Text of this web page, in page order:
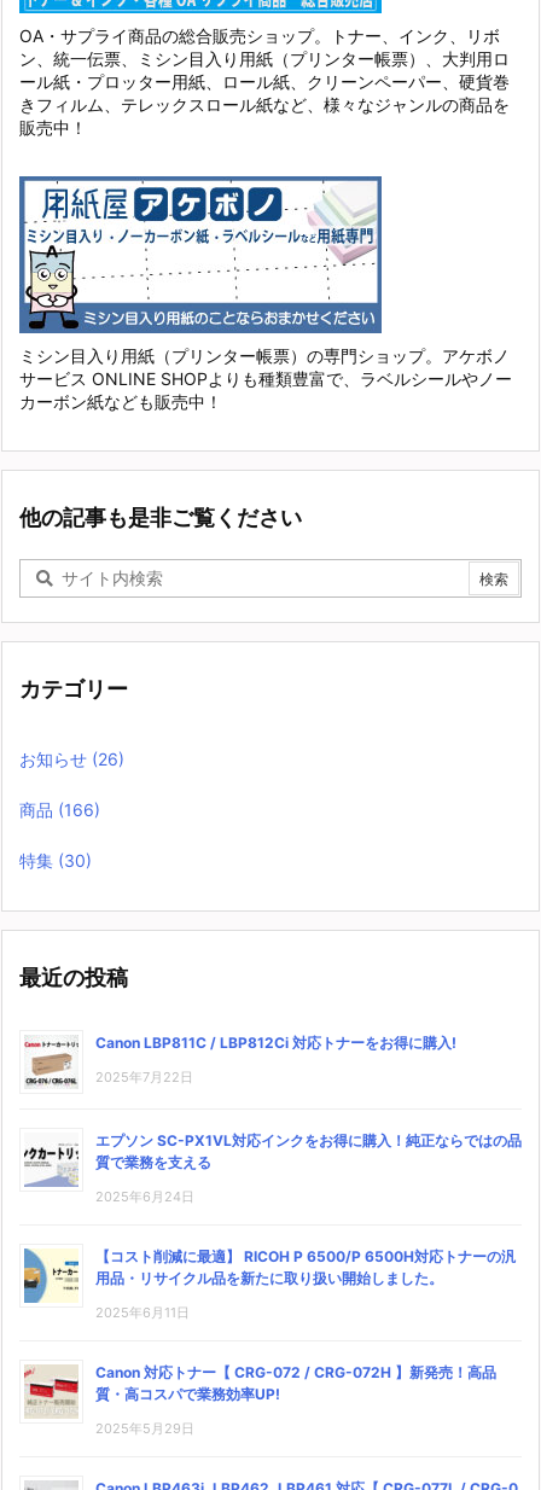
OA・サプライ商品の総合販売ショップ。トナー、インク、リボ
ン、統一伝票、ミシン目入り用紙（プリンター帳票）、大判用ロ
ール紙・プロッター用紙、ロール紙、クリーンペーパー、硬貨巻
きフィルム、テレックスロール紙など、様々なジャンルの商品を
販売中！
ミシン目入り用紙（プリンター帳票）の専門ショップ。アケボノ
サービス ONLINE SHOPよりも種類豊富で、ラベルシールやノー
カーボン紙なども販売中！
他の記事も是非ご覧ください
カテゴリー
お知らせ (26)
商品 (166)
特集 (30)
最近の投稿
Canon LBP811C / LBP812Ci 対応トナーをお得に購入!
2025年7月22日
エプソン SC-PX1VL対応インクをお得に購入！純正ならではの品
質で業務を支える
2025年6月24日
【コスト削減に最適】 RICOH P 6500/P 6500H対応トナーの汎
用品・リサイクル品を新たに取り扱い開始しました。
2025年6月11日
Canon 対応トナー【 CRG-072 / CRG-072H 】新発売！高品
質・高コスパで業務効率UP!
2025年5月29日